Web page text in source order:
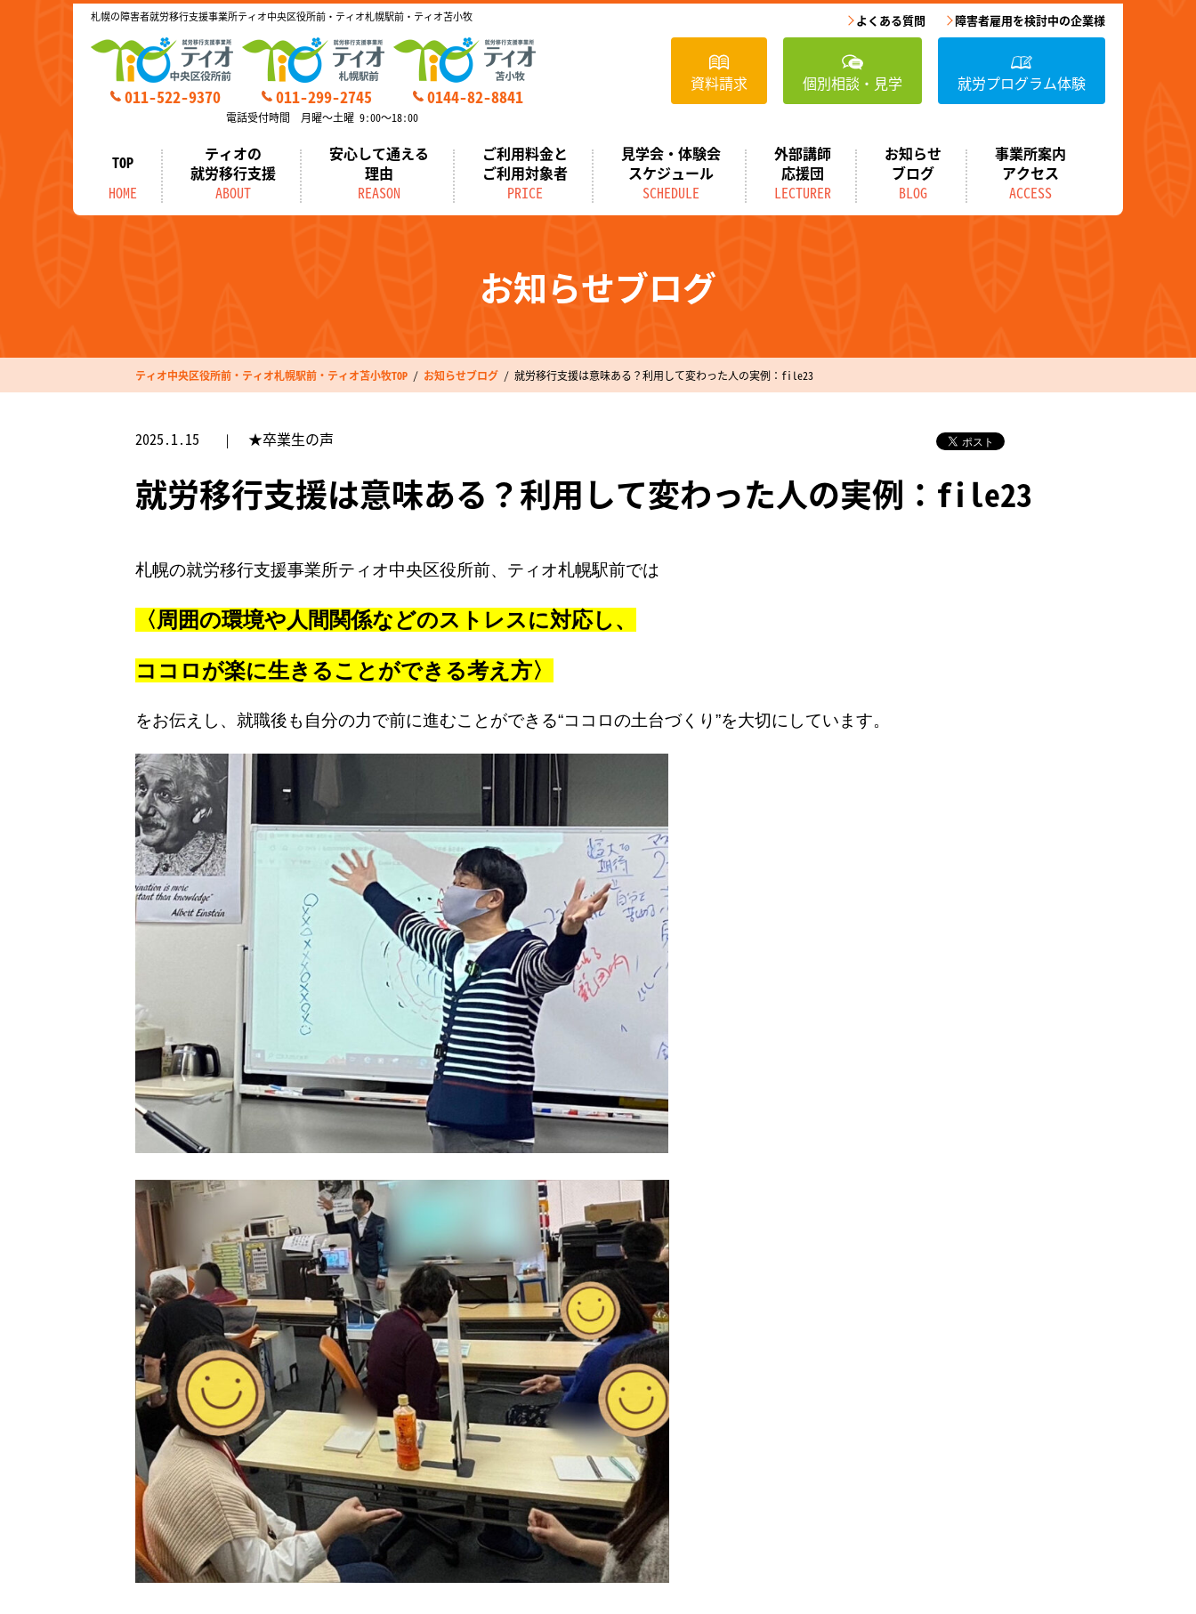
札幌の障害者就労移行支援事業所ティオ中央区役所前・ティオ札幌駅前・ティオ苫小牧
011-522-9370 011-299-2745 0144-82-8841
電話受付時間 月曜～土曜 9:00～18:00
よくある質問 障害者雇用を検討中の企業様
資料請求 個別相談・見学 就労プログラム体験
TOP
HOME
ティオの
就労移行支援
ABOUT
安心して通える
理由
REASON
ご利用料金と
ご利用対象者
PRICE
見学会・体験会
スケジュール
SCHEDULE
外部講師
応援団
LECTURER
お知らせ
ブログ
BLOG
事業所案内
アクセス
ACCESS
お知らせブログ
ティオ中央区役所前・ティオ札幌駅前・ティオ苫小牧TOP お知らせブログ 就労移行支援は意味ある？利用して変わった人の実例：file23
2025.1.15 ★卒業生の声
就労移行支援は意味ある？利用して変わった人の実例：file23
札幌の就労移行支援事業所ティオ中央区役所前、ティオ札幌駅前では
〈周囲の環境や人間関係などのストレスに対応し、
ココロが楽に生きることができる考え方〉
をお伝えし、就職後も自分の力で前に進むことができる“ココロの土台づくり”を大切にしています。